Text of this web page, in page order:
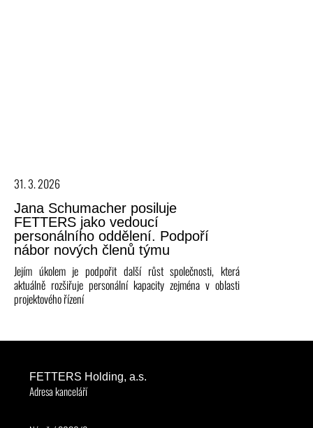
31. 3. 2026
Jana Schumacher posiluje
FETTERS jako vedoucí
personálního oddělení. Podpoří
nábor nových členů týmu
Jejím úkolem je podpořit další růst společnosti, která
aktuálně rozšiřuje personální kapacity zejména v oblasti
projektového řízení
FETTERS Holding, a.s.
Adresa kanceláří